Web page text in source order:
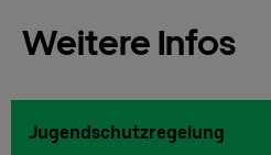
Weitere Infos
Jugendschutzregelung